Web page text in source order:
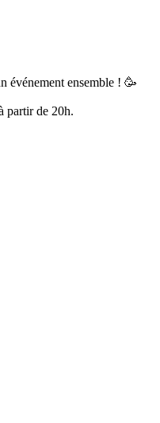
événement ensemble ! 🥳
partir de 20h.